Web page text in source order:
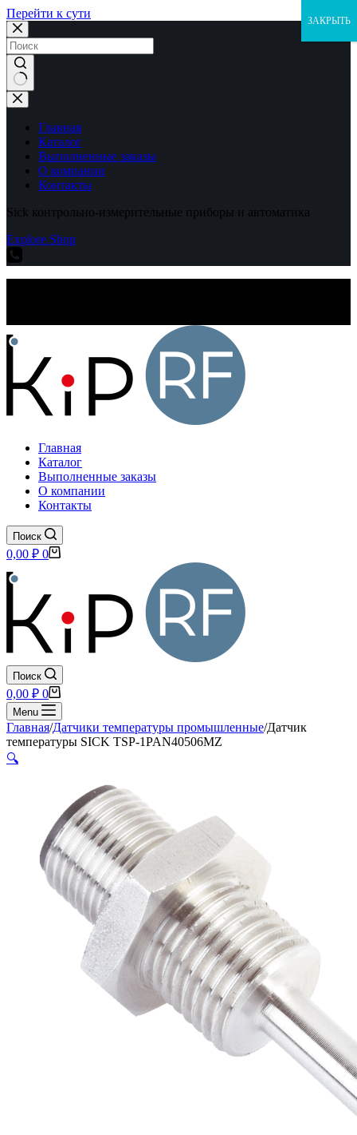
Перейти к сути
Ничего
не
найденоГлавная
Каталог
Выполненные заказы
О компании
Контакты
Sick контрольно-измерительные приборы и автоматика
Explore Shop
Главная
Каталог
Выполненные заказы
О компании
Контакты
Поиск
Корзина
0,00 ₽ 0
Поиск
Корзина
0,00 ₽ 0
Menu
Главная/Датчики температуры промышленные/Датчик
температуры SICK TSP-1PAN40506MZ
🔍
ЗАКРЫТЬ